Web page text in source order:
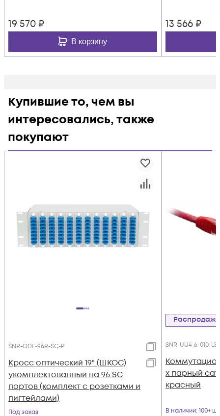
19 570 ₽
В корзину
13 566 ₽
Купившие то, чем вы
интересовались, также
покупают
SNR-ODF-96R-SC-P
Кросс оптический 19" (ШКОС)
укомплектованный на 96 SC
портов (комплект с розетками и
пигтейлами)
Под заказ
Распродажа
SNR-UU4-6-010-
х парный
красный
В наличии: 100+ шт